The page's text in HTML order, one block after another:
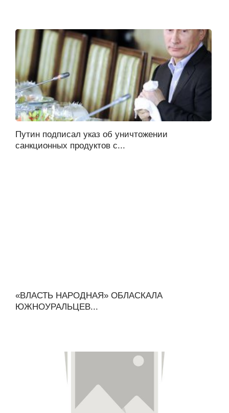
Путин подписал указ об уничтожении
санкционных продуктов с...
«ВЛАСТЬ НАРОДНАЯ» ОБЛАСКАЛА
ЮЖНОУРАЛЬЦЕВ...